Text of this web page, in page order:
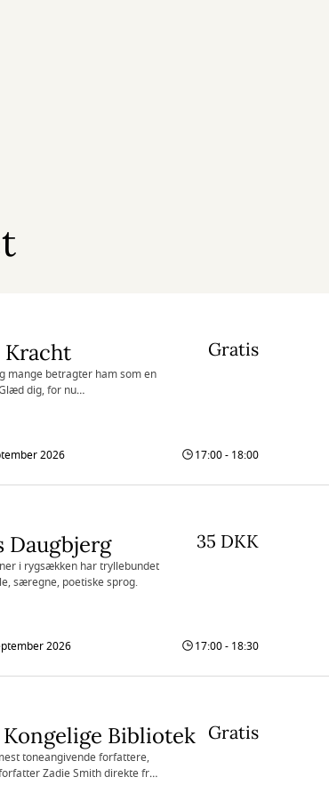
mange betragter ham som en
dig, for nu
Gratis
2026 17:00 - 18:00
Daugbjerg
i rygsækken har tryllebundet
særegne, poetiske sprog.
35 DKK
2026 17:00 - 18:30
Bibliotek
toneangivende forfattere,
Zadie Smith direkte fra
Gratis